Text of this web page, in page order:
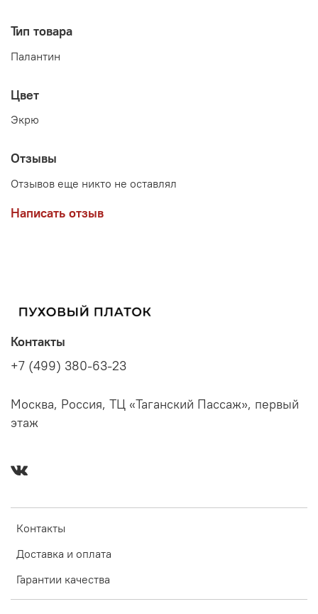
Тип товара
Палантин
Цвет
Экрю
Отзывы
Отзывов еще никто не оставлял
Написать отзыв
Контакты
Доставка и оплата
Гарантии качества
Контакты
+7 (499) 380-63-23
Москва, Россия, ТЦ «Таганский Пассаж», первый
этаж